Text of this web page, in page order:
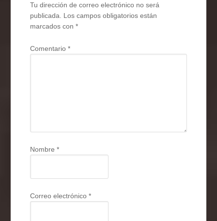
Tu dirección de correo electrónico no será
publicada.
Los campos obligatorios están
marcados con*
Comentario*
Nombre*
Correo electrónico*